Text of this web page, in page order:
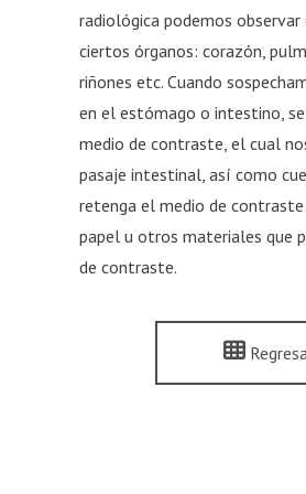
radiológica podemos
ciertos órganos: corazón,
riñones etc. Cuando
en el estómago o intestino,
medio de contraste, el cual
pasaje intestinal, así como
retenga el medio de
papel u otros materiales que
de contraste.